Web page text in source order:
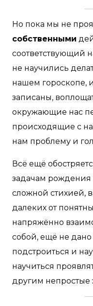
Но пока мы не
собственными
соответствующий
не научились
нашем гороскопе,
записаны,
окружающие нас
происходящие с
нам проблему и
Всё ещё
задачам рождения
сложной стихией,
далеких от
напряжённо
собой, ещё не
подстроиться и
научиться
другим непростые